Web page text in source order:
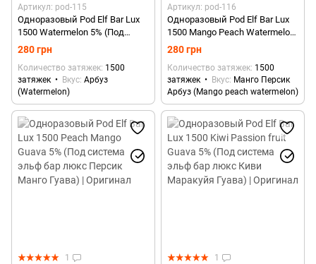
Артикул: pod-115
Одноразовый Pod Elf Bar Lux
1500 Watermelon 5% (Под
система эльф бар люкс
Арбуз) | Оригинал
280 грн
Количество затяжек 1500
затяжек
Вкус Арбуз
(Watermelon)
Артикул: pod-116
Одноразовый Pod Elf Bar Lux
1500 Mango Peach Watermelon
5% (Под система эльф бар
люкс Манго Персик Арбуз) |
Оригинал
280 грн
Количество затяжек 1500
затяжек
Вкус Манго Персик
Арбуз (Mango peach watermelon)
1
1